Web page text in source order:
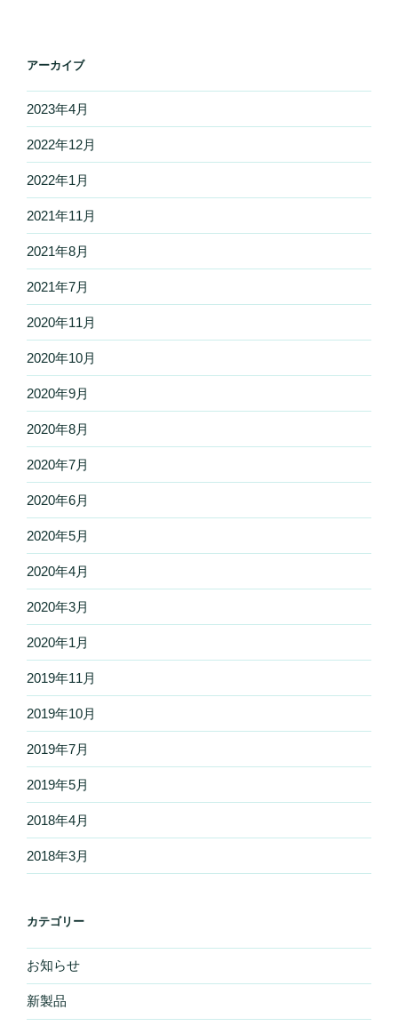
アーカイブ
2023年4月
2022年12月
2022年1月
2021年11月
2021年8月
2021年7月
2020年11月
2020年10月
2020年9月
2020年8月
2020年7月
2020年6月
2020年5月
2020年4月
2020年3月
2020年1月
2019年11月
2019年10月
2019年7月
2019年5月
2018年4月
2018年3月
カテゴリー
お知らせ
新製品